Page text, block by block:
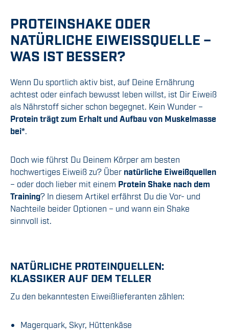
PROTEINSHAKE ODER
NATÜRLICHE EIWEISSQUELLE – W
AS IST BESSER?
Wenn Du sportlich aktiv bist, auf Deine Ernährung
achtest oder einfach bewusst leben willst, ist Dir Eiweiß
als Nährstoff sicher schon begegnet. Kein Wunder –
Protein trägt zum Erhalt und Aufbau von Muskelmasse
bei*
Doch wie führst Du Deinem Körper am besten
hochwertiges Eiweiß zu? Über natürliche Eiweißquellen
– oder doch lieber mit einem Protein Shake nach dem
Training? In diesem Artikel erfährst Du die Vor- und
Nachteile beider Optionen – und wann ein Shake
sinnvoll ist.
NATÜRLICHE PROTEINQUELLEN:
KLASSIKER AUF DEM TELLER
Zu den bekanntesten Eiweißlieferanten zählen:
Magerquark, Skyr, Hüttenkäse